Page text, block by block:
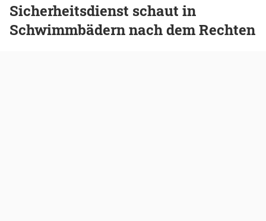
Sicherheitsdienst schaut in
Schwimmbädern nach dem Rechten